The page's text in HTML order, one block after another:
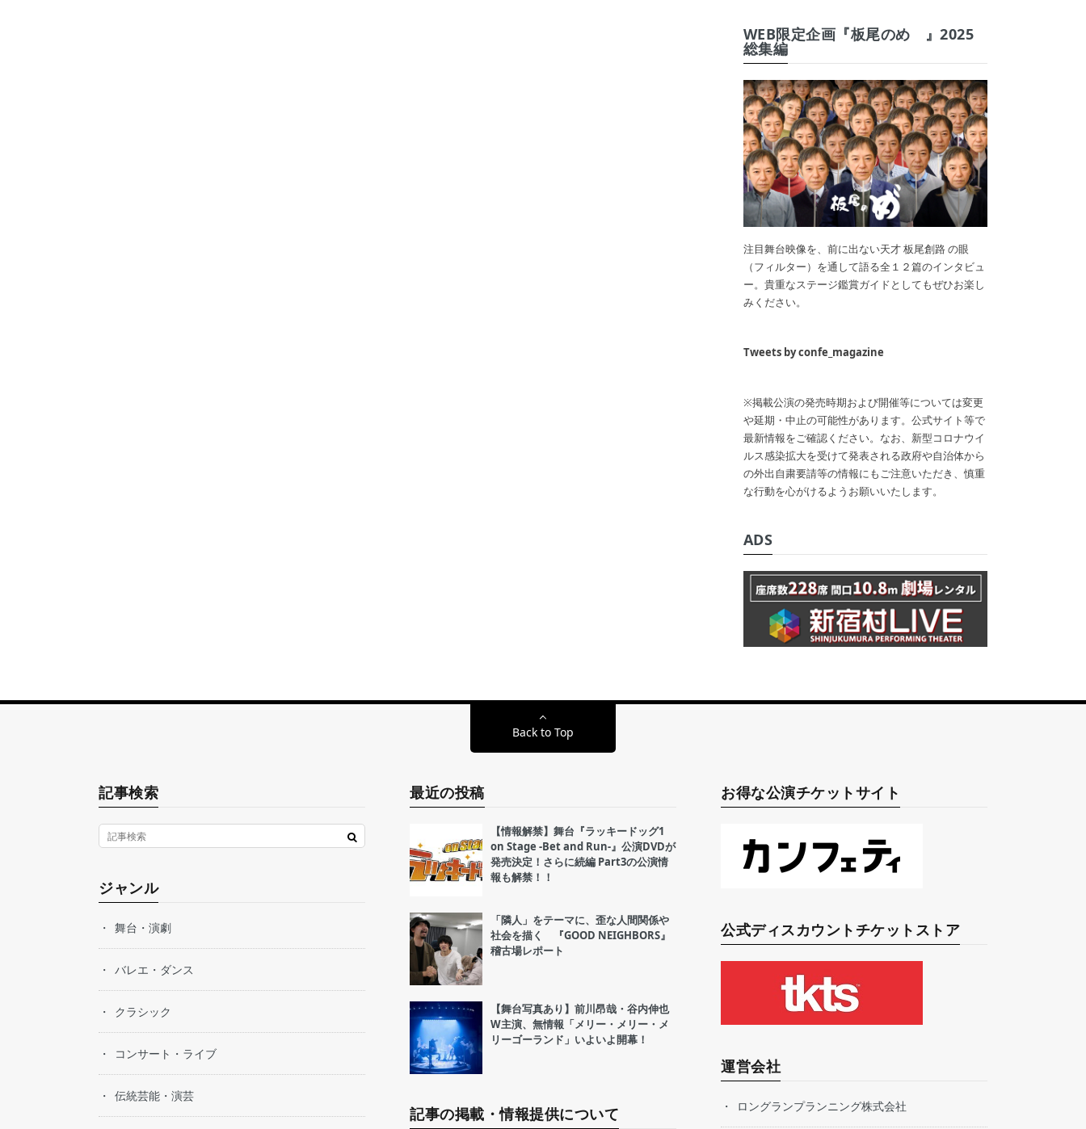
WEB限定企画『板尾のめ゙』2025
総集編
注目舞台映像を、前に出ない天才 板尾創路 の眼
（フィルター）を通して語る全１２篇のインタビュ
ー。貴重なステージ鑑賞ガイドとしてもぜひお楽し
みください。
Tweets by confe_magazine
※掲載公演の発売時期および開催等については変更
や延期・中止の可能性があります。公式サイト等で
最新情報をご確認ください。なお、新型コロナウイ
ルス感染拡大を受けて発表される政府や自治体から
の外出自粛要請等の情報にもご注意いただき、慎重
な行動を心がけるようお願いいたします。
ADS
Back to Top
記事検索
ジャンル
舞台・演劇
バレエ・ダンス
クラシック
コンサート・ライブ
伝統芸能・演芸
最近の投稿
【情報解禁】舞台『ラッキードッグ1
on Stage -Bet and Run-』公演DVDが
発売決定！さらに続編 Part3の公演情
報も解禁！！
「隣人」をテーマに、歪な人間関係や
社会を描く 『GOOD NEIGHBORS』
稽古場レポート
【舞台写真あり】前川昂哉・谷内伸也
W主演、無情報「メリー・メリー・メ
リーゴーランド」いよいよ開幕！
記事の掲載・情報提供について
お得な公演チケットサイト
公式ディスカウントチケットストア
運営会社
ロングランプランニング株式会社